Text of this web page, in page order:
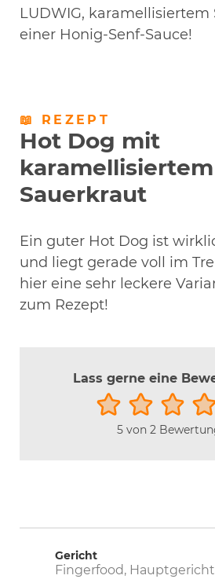
LUDWIG,
einer Honig-Senf-Sauce!
📖 REZEPT
Hot Dog mit
karamellisiertem
Sauerkraut
Ein guter Hot Dog ist
und liegt gerade voll im
hier eine sehr leckere
zum Rezept!
Lass gerne eine
5 von 2
Gericht
Fingerfood, Hauptgericht